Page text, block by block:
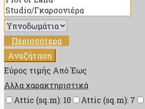
Περισσότερα
Αναζήτηση
Εύρος τιμής ΑπόΈως
Αλλα χαρακτηριστικά
Attic (sq.m): 10
Attic (sq.m): 7